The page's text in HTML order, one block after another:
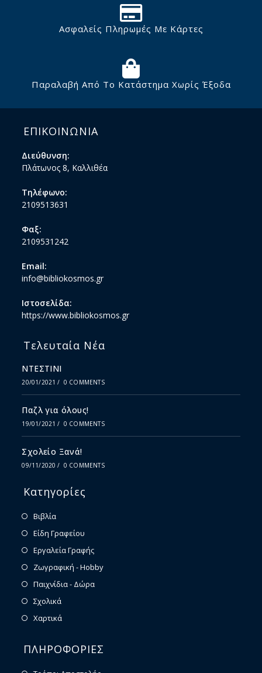
Ασφαλείς Πληρωμές Με Κάρτες
Παραλαβή Από Το Κατάστημα Χωρίς Έξοδα
ΕΠΙΚΟΙΝΩΝΙΑ
Διεύθυνση:
Πλάτωνος 8, Καλλιθέα
Τηλέφωνο:
2109513631
Φαξ:
2109531242
Email:
info@bibliokosmos.gr
Ιστοσελίδα:
https://www.bibliokosmos.gr
Τελευταία Νέα
ΝΤΕΣΤΙΝΙ
20/01/2021 / 0 COMMENTS
Παζλ για όλους!
19/01/2021 / 0 COMMENTS
Σχολείο Ξανά!
09/11/2020 / 0 COMMENTS
Κατηγορίες
Βιβλία
Είδη Γραφείου
Εργαλεία Γραφής
Ζωγραφική - Hobby
Παιχνίδια - Δώρα
Σχολικά
Χαρτικά
ΠΛΗΡΟΦΟΡΙΕΣ